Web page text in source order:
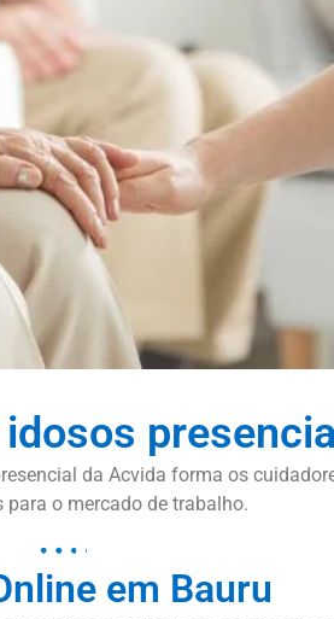
da Acvida forma os
para o mercado de trabalho.
em Bauru